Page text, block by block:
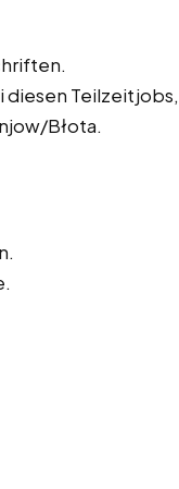
Teilzeitjobs,
Błota.